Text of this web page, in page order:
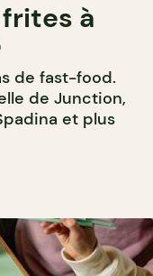
à
de fast-food.
de Junction,
et plus